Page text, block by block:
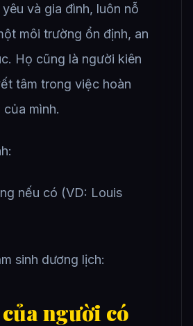
và gia đình, luôn nỗ
môi trường ổn định, an
Họ cũng là người kiên
tâm trong việc hoàn
mình.
nếu có (VD: Louis
sinh dương lịch:
người có